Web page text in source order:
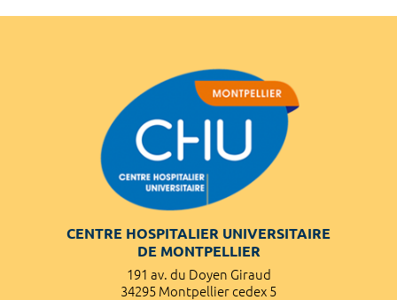
CENTRE HOSPITALIER UNIVERSITAIRE
DE MONTPELLIER
191 av. du Doyen Giraud
34295 Montpellier cedex 5